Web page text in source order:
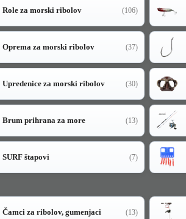
Role za morski ribolov (106)
Oprema za morski ribolov (37)
Upredenice za morski ribolov (30)
Brum prihrana za more (13)
SURF štapovi (7)
Čamci za ribolov, gumenjaci (13)